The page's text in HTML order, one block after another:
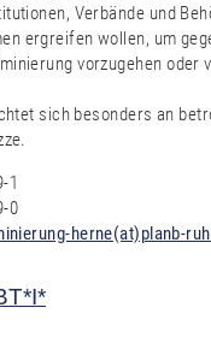
Verbände und
ergreifen wollen, um
vorzugehen oder
sich besonders an
1
0
herne(at)planb-